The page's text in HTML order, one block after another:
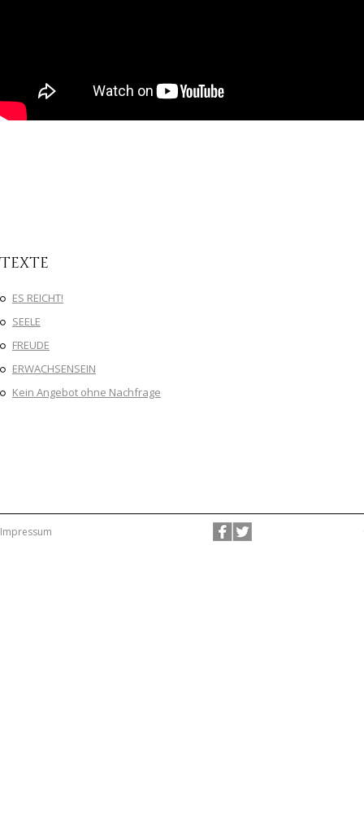
Texte
ES REICHT!
SEELE
FREUDE
ERWACHSENSEIN
Kein Angebot ohne Nachfrage
Impressum